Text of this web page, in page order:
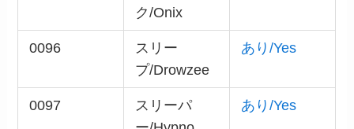
ク/Onix
0096
スリー
プ/Drowzee
あり/Yes
0097
スリーパ
あり/Yes